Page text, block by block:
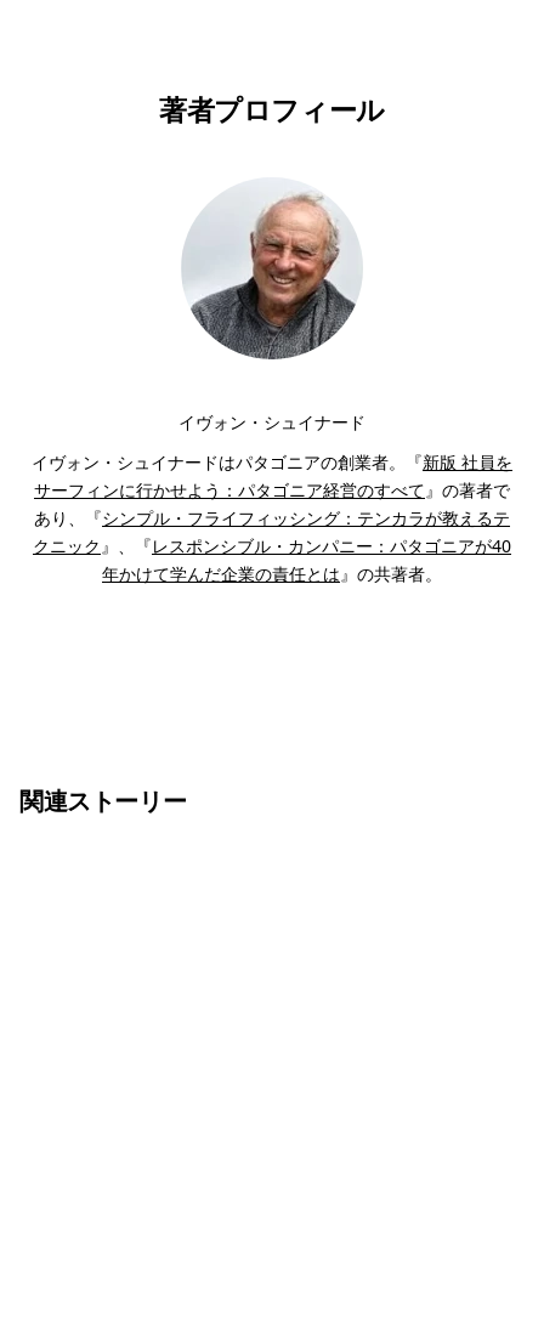
著者プロフィール
イヴォン・シュイナード
イヴォン・シュイナードはパタゴニアの創業者。『新版 社員を
サーフィンに行かせよう：パタゴニア経営のすべて 』の著者で
あり、『シンプル・フライフィッシング：テンカラが教えるテ
クニック 』、『レスポンシブル・カンパニー：パタゴニアが40
年かけて学んだ企業の責任とは 』の共著者。
関連ストーリー